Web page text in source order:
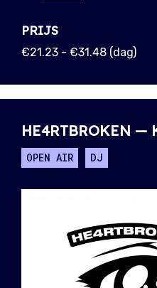
PRIJS
€21.23 - €31.48 (dag)
HE4RTBROKEN —
OPEN AIR DJ